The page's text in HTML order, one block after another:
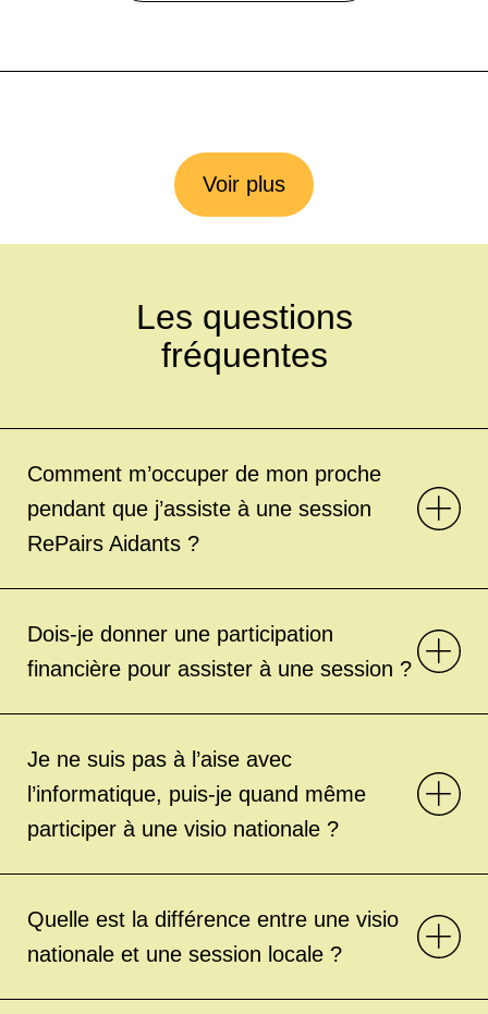
Voir plus
Les questions
fréquentes
Comment m’occuper de mon proche
pendant que j’assiste à une session
RePairs Aidants ?
Dois-je donner une participation
financière pour assister à une session ?
Je ne suis pas à l’aise avec
l’informatique, puis-je quand même
participer à une visio nationale ?
Quelle est la différence entre une visio
nationale et une session locale ?